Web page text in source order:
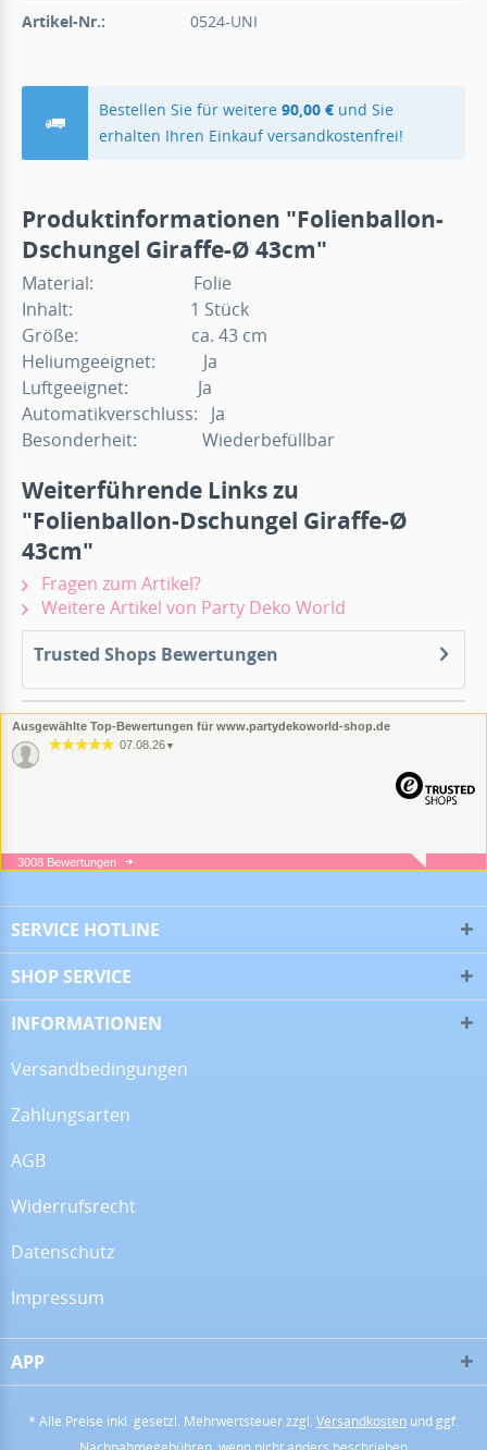
Artikel-Nr.: 0524-UNI
Bestellen Sie für weitere90,00 € und Sie
erhalten Ihren Einkauf versandkostenfrei!
Produktinformationen "Folienballon-
Dschungel Giraffe-Ø 43cm"
Material: Folie
Inhalt: 1 Stück
Größe: ca. 43 cm
Heliumgeeignet: Ja
Luftgeeignet: Ja
Automatikverschluss: Ja
Besonderheit: Wiederbefüllbar
Weiterführende Links zu
"Folienballon-Dschungel Giraffe-Ø
43cm"
Fragen zum Artikel?
Weitere Artikel von Party Deko World
Trusted Shops Bewertungen
Ausgewählte Top-Bewertungen für www.partydekoworld-shop.de
07.08.26 ▼
05.08.26▼
16.07.26
3008 Bewertungen
SERVICE HOTLINE
SHOP SERVICE
INFORMATIONEN
Versandbedingungen
Zahlungsarten
AGB
Widerrufsrecht
Datenschutz
Impressum
APP
* Alle Preise inkl. gesetzl. Mehrwertsteuer zzgl. Versandkosten und ggf.